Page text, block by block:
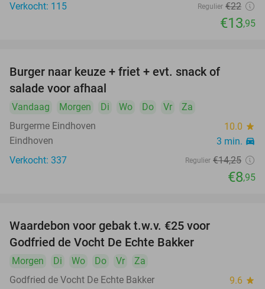
Verkocht: 115 Regulier €22
€13,95
Burger naar keuze + friet + evt. snack of
salade voor afhaal
Vandaag Morgen Di Wo Do Vr
Za
Burgerme Eindhoven
10.0 star
Eindhoven 3 min. directions_car
Verkocht: 337 Regulier €14,25
€8,95
Waardebon voor gebak t.w.v. €25 voor
Godfried de Vocht De Echte Bakker
Morgen Di Wo Do Vr
Za
Godfried de Vocht De Echte Bakker
9.6 star